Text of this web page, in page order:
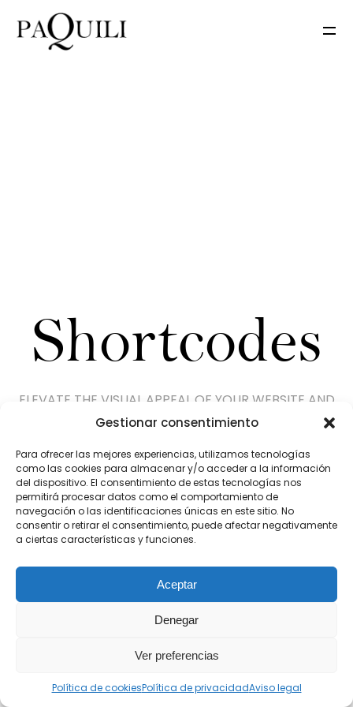
Gestionar consentimiento
Para ofrecer las mejores experiencias, utilizamos tecnologías
como las cookies para almacenar y/o acceder a la información
del dispositivo. El consentimiento de estas tecnologías nos
permitirá procesar datos como el comportamiento de
navegación o las identificaciones únicas en este sitio. No
consentir o retirar el consentimiento, puede afectar negativamente
a ciertas características y funciones.
Aceptar
Denegar
Ver preferencias
Política de cookiesPolítica de privacidadAviso legal
Shortcodes
ELEVATE THE VISUAL APPEAL OF YOUR WEBSITE AND
CAPTIVATE YOUR